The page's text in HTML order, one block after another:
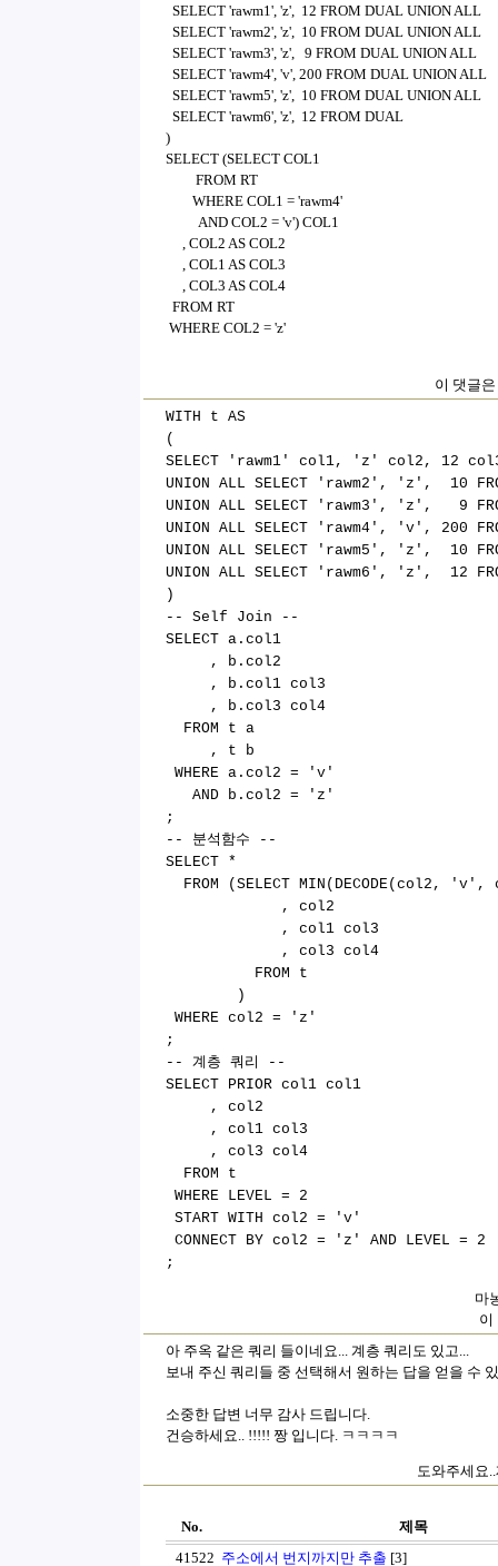
SELECT 'rawm1', 'z', 12 FROM DUAL UNION ALL
SELECT 'rawm2', 'z', 10 FROM DUAL UNION ALL
SELECT 'rawm3', 'z', 9 FROM DUAL UNION ALL
SELECT 'rawm4', 'v', 200 FROM DUAL UNION ALL
SELECT 'rawm5', 'z', 10 FROM DUAL UNION ALL
SELECT 'rawm6', 'z', 12 FROM DUAL
)
SELECT (SELECT COL1
FROM RT
WHERE COL1 = 'rawm4'
AND COL2 = 'v') COL1
, COL2 AS COL2
, COL1 AS COL3
, COL3 AS COL4
FROM RT
WHERE COL2 = 'z'
이 댓글
WITH t AS
(
SELECT 'rawm1' col1, 'z' col2, 12 col3
UNION ALL SELECT 'rawm2', 'z', 10
UNION ALL SELECT 'rawm3', 'z', 9
UNION ALL SELECT 'rawm4', 'v', 200
UNION ALL SELECT 'rawm5', 'z', 10
UNION ALL SELECT 'rawm6', 'z', 12
)
-- Self Join --
SELECT a.col1
, b.col2
, b.col1 col3
, b.col3 col4
FROM t a
, t b
WHERE a.col2 = 'v'
AND b.col2 = 'z'
;
-- 분석함수 --
SELECT *
FROM (SELECT MIN(DECODE(col2,
, col2
, col1 col3
, col3 col4
FROM t
)
WHERE col2 = 'z'
;
-- 계층 쿼리 --
SELECT PRIOR col1 col1
, col2
, col1 col3
, col3 col4
FROM t
WHERE LEVEL = 2
START WITH col2 = 'v'
CONNECT BY col2 = 'z' AND LEVEL = 2
;
마
이
아 주옥 같은 쿼리 들이네요... 계층 쿼리도 있고...
보내 주신 쿼리들 중 선택해서 원하는 답을 얻을 수
소중한 답변 너무 감사 드립니다.
건승하세요.. !!!!! 짱 입니다. ㅋㅋㅋㅋ
도와주세요
No.
제목
41522 주소에서 번지까지만 추출 [3]